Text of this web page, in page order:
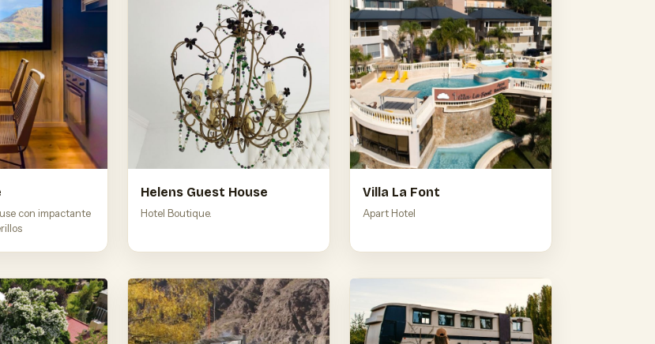
con impactante
Helens Guest House
Hotel Boutique.
Villa La Font
Apart Hotel